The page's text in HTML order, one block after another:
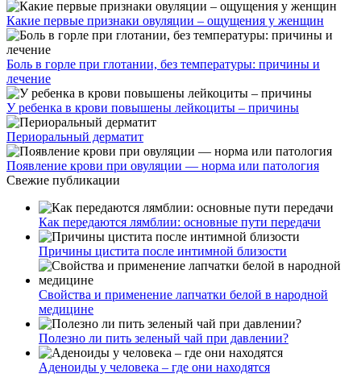
Какие первые признаки овуляции – ощущения у женщин
Боль в горле при глотании, без температуры: причины и
лечение
У ребенка в крови повышены лейкоциты – причины
Периоральный дерматит
Появление крови при овуляции — норма или патология
Свежие публикации
Как передаются лямблии: основные пути передачи
Причины цистита после интимной близости
Свойства и применение лапчатки белой в народной
медицине
Полезно ли пить зеленый чай при давлении?
Аденоиды у человека – где они находятся